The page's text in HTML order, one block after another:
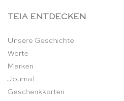
TEIA ENTDECKEN
Unsere Geschichte
Werte
Marken
Journal
Geschenkkarten